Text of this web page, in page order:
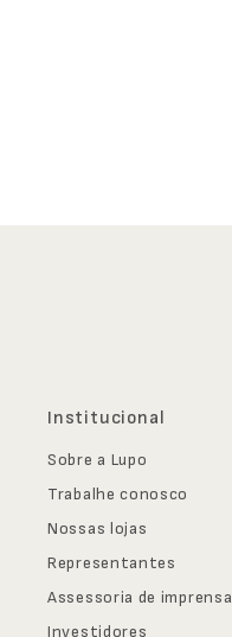
Institucional
Sobre a Lupo
Trabalhe conosco
Nossas lojas
Representantes
Assessoria de imprensa
Investidores